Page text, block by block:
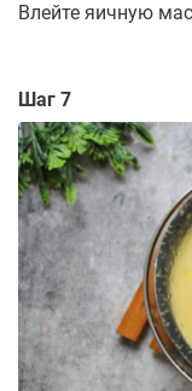
Влейте яичную
Шаг 7